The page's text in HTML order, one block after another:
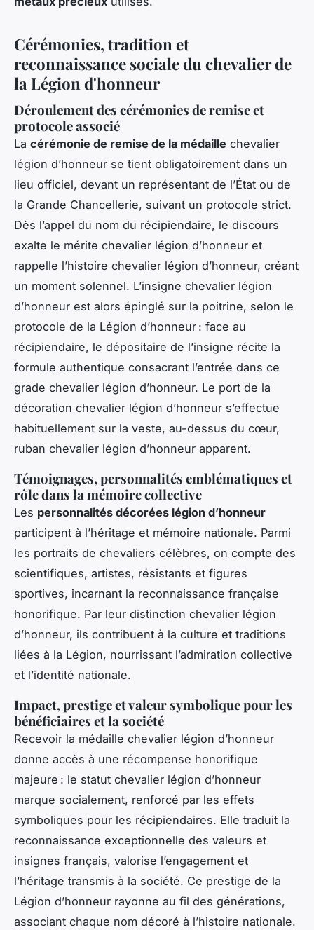
Cérémonies, tradition et
reconnaissance sociale du chevalier de
la Légion d'honneur
Déroulement des cérémonies de remise et
protocole associé
La cérémonie de remise de la médaille chevalier
légion d’honneur se tient obligatoirement dans un
lieu officiel, devant un représentant de l’État ou de
la Grande Chancellerie, suivant un protocole strict.
Dès l’appel du nom du récipiendaire, le discours
exalte le mérite chevalier légion d’honneur et
rappelle l’histoire chevalier légion d’honneur, créant
un moment solennel. L’insigne chevalier légion
d’honneur est alors épinglé sur la poitrine, selon le
protocole de la Légion d’honneur : face au
récipiendaire, le dépositaire de l’insigne récite la
formule authentique consacrant l’entrée dans ce
grade chevalier légion d’honneur. Le port de la
décoration chevalier légion d’honneur s’effectue
habituellement sur la veste, au-dessus du cœur,
ruban chevalier légion d’honneur apparent.
Témoignages, personnalités emblématiques et
rôle dans la mémoire collective
Les personnalités décorées légion d’honneur
participent à l’héritage et mémoire nationale. Parmi
les portraits de chevaliers célèbres, on compte des
scientifiques, artistes, résistants et figures
sportives, incarnant la reconnaissance française
honorifique. Par leur distinction chevalier légion
d’honneur, ils contribuent à la culture et traditions
liées à la Légion, nourrissant l’admiration collective
et l’identité nationale.
Impact, prestige et valeur symbolique pour les
bénéficiaires et la société
Recevoir la médaille chevalier légion d’honneur
donne accès à une récompense honorifique
majeure : le statut chevalier légion d’honneur
marque socialement, renforcé par les effets
symboliques pour les récipiendaires. Elle traduit la
reconnaissance exceptionnelle des valeurs et
insignes français, valorise l’engagement et
l’héritage transmis à la société. Ce prestige de la
Légion d’honneur rayonne au fil des générations,
associant chaque nom décoré à l’histoire nationale.